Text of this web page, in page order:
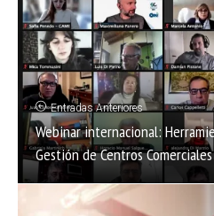
Entradas Anteriores
Webinar internacional:
Gestión de Centros